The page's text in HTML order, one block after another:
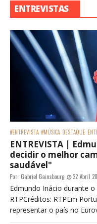
ENTREVISTAS
#ENTREVISTA #MÚSICA DESTAQUE
ENTREVISTA |
decidir o melhor
saudável"
Por: Gabriel Gainsbourg 22 Abril
Edmundo Inácio durante
RTPCréditos: RTPEm
representar o país no